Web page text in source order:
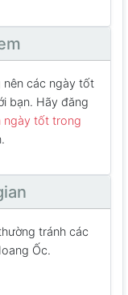
nên các ngày tốt
bạn. Hãy đăng
ngày tốt trong
tránh các
Ốc.